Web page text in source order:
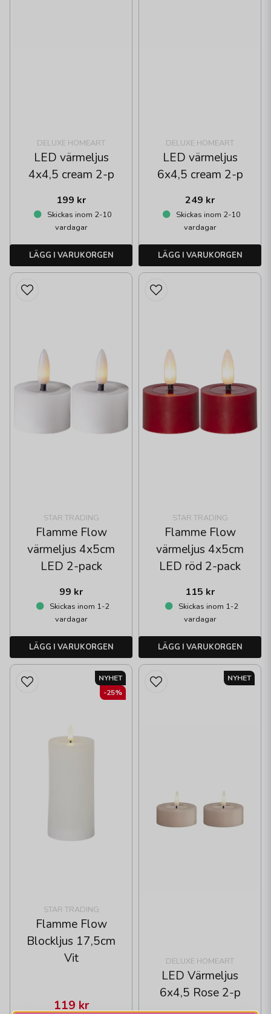
DELUXE HOMEART
LED värmeljus
4x4,5 cream 2-p
199 kr
Skickas inom 2-10
vardagar
LÄGG I VARUKORGEN
DELUXE HOMEART
LED värmeljus
6x4,5 cream 2-p
249 kr
Skickas inom 2-10
vardagar
LÄGG I VARUKORGEN
STAR TRADING
Flamme Flow
värmeljus 4x5cm
LED 2-pack
99 kr
Skickas inom 1-2
vardagar
LÄGG I VARUKORGEN
STAR TRADING
Flamme Flow
värmeljus 4x5cm
LED röd 2-pack
115 kr
Skickas inom 1-2
vardagar
LÄGG I VARUKORGEN
STAR TRADING
Flamme Flow
Blockljus 17,5cm
Vit
119 kr
NYHET
-25%
DELUXE HOMEART
LED Värmeljus
6x4,5 Rose 2-p
NYHET